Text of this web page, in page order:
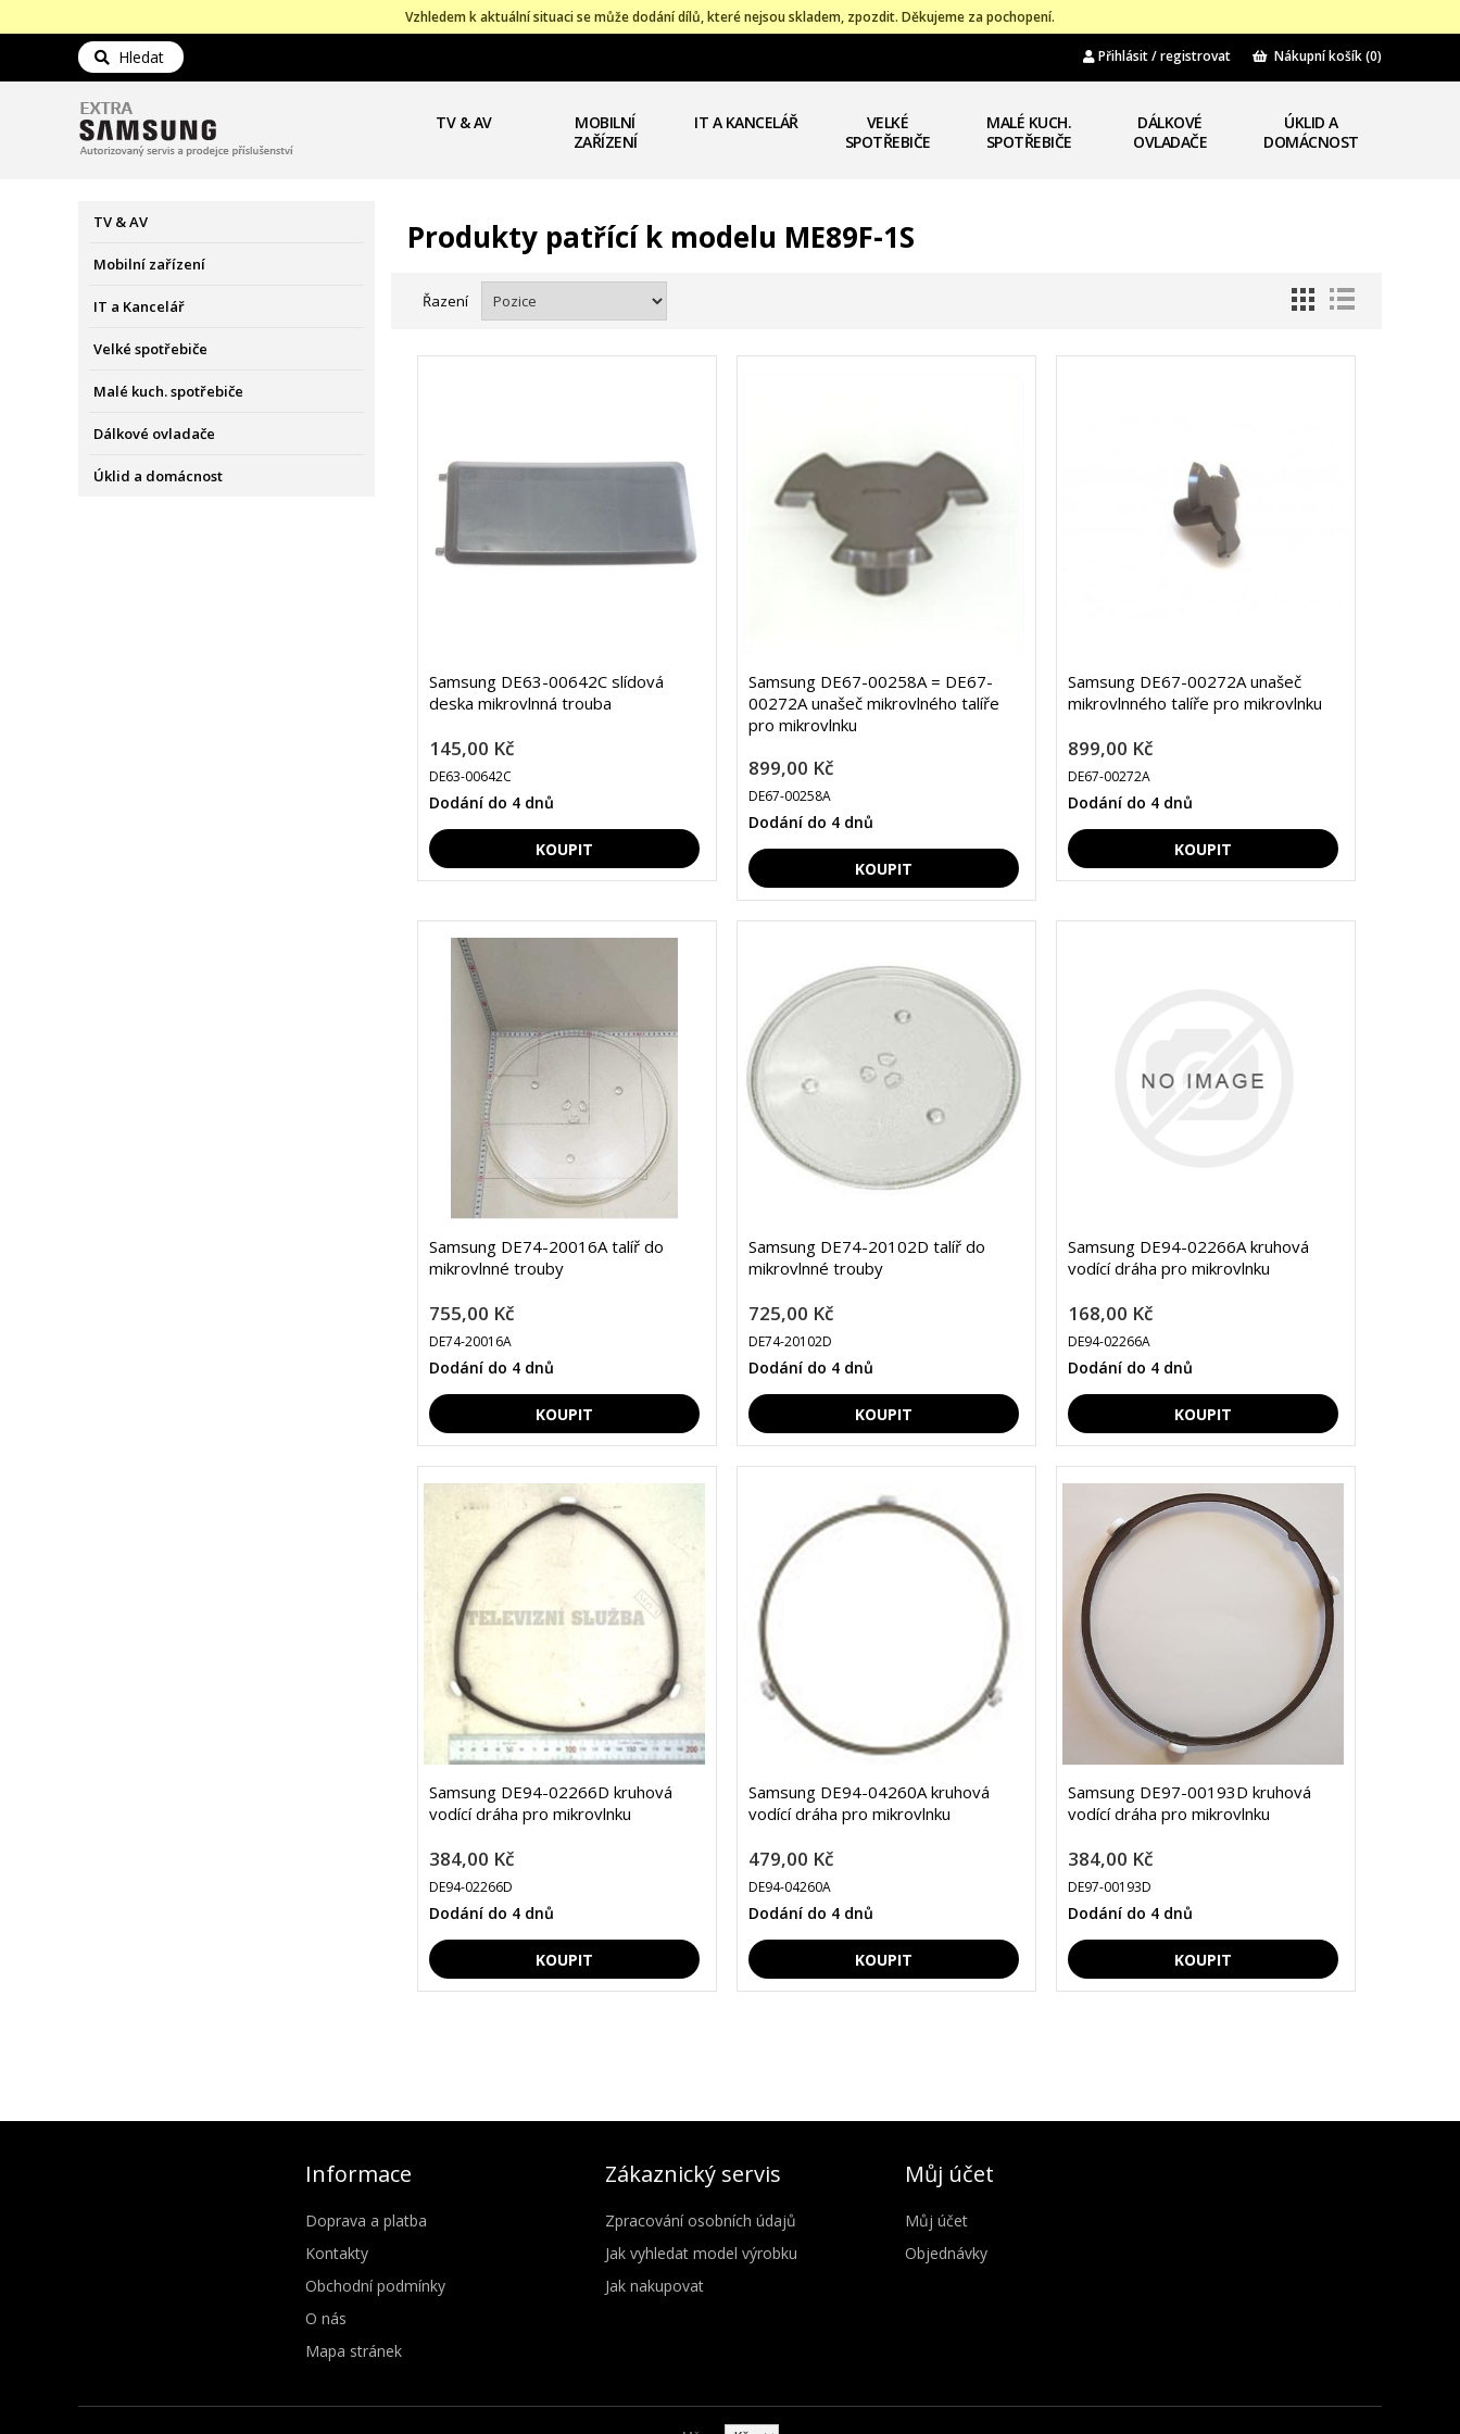
Vzhledem k aktuální situaci se může dodání dílů, které nejsou skladem, zpozdit. Děkujeme za pochopení.
Hledat Přihlásit / registrovat Nákupní košík(0)
TV & AV
MOBILNÍ
ZAŘÍZENÍ
IT A KANCELÁŘ
VELKÉ
SPOTŘEBIČE
MALÉ KUCH.
SPOTŘEBIČE
DÁLKOVÉ
OVLADAČE
ÚKLID A
DOMÁCNOST
TV & AV
Mobilní zařízení
IT a Kancelář
Velké spotřebiče
Malé kuch. spotřebiče
Dálkové ovladače
Úklid a domácnost
Produkty patřící k modelu ME89F-1S
Řazení
Samsung DE63-00642C slídová
deska mikrovlnná trouba
145,00 Kč
DE63-00642C
Dodání do 4 dnů
Samsung DE67-00258A = DE67-
00272A unašeč mikrovlného talíře
pro mikrovlnku
899,00 Kč
DE67-00258A
Dodání do 4 dnů
Samsung DE67-00272A unašeč
mikrovlnného talíře pro mikrovlnku
899,00 Kč
DE67-00272A
Dodání do 4 dnů
Samsung DE74-20016A talíř do
mikrovlnné trouby
755,00 Kč
DE74-20016A
Dodání do 4 dnů
Samsung DE74-20102D talíř do
mikrovlnné trouby
725,00 Kč
DE74-20102D
Dodání do 4 dnů
Samsung DE94-02266A kruhová
vodící dráha pro mikrovlnku
168,00 Kč
DE94-02266A
Dodání do 4 dnů
Samsung DE94-02266D kruhová
vodící dráha pro mikrovlnku
384,00 Kč
DE94-02266D
Dodání do 4 dnů
Samsung DE94-04260A kruhová
vodící dráha pro mikrovlnku
479,00 Kč
DE94-04260A
Dodání do 4 dnů
Samsung DE97-00193D kruhová
vodící dráha pro mikrovlnku
384,00 Kč
DE97-00193D
Dodání do 4 dnů
Informace
Doprava a platba
Kontakty
Obchodní podmínky
O nás
Mapa stránek
Zákaznický servis
Zpracování osobních údajů
Jak vyhledat model výrobku
Jak nakupovat
Můj účet
Můj účet
Objednávky